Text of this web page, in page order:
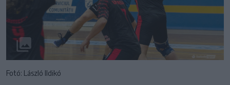
Fotó: László Ildikó